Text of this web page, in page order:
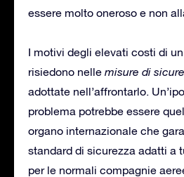
essere molto oneroso e non
I motivi degli elevati costi di
risiedono nelle misure di
adottate nell’affrontarlo.
problema potrebbe essere
organo internazionale che
standard di sicurezza adatti a
per le normali compagnie